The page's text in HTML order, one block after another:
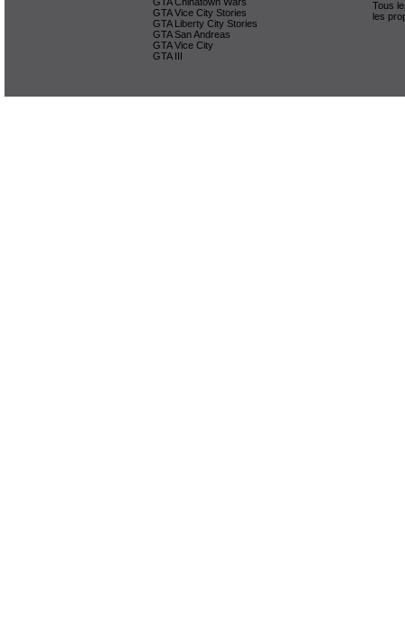
GTA Vice City Stories
GTA Liberty City Stories
GTA San Andreas
GTA Vice City
GTA III
Tous
les